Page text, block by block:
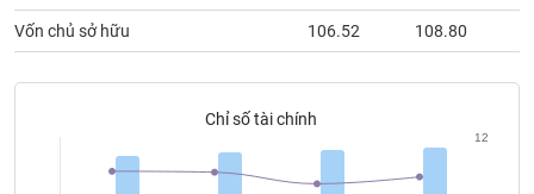
Vốn chủ sở hữu 106.52 108.80
Chỉ số tài chính
12
thông
chính